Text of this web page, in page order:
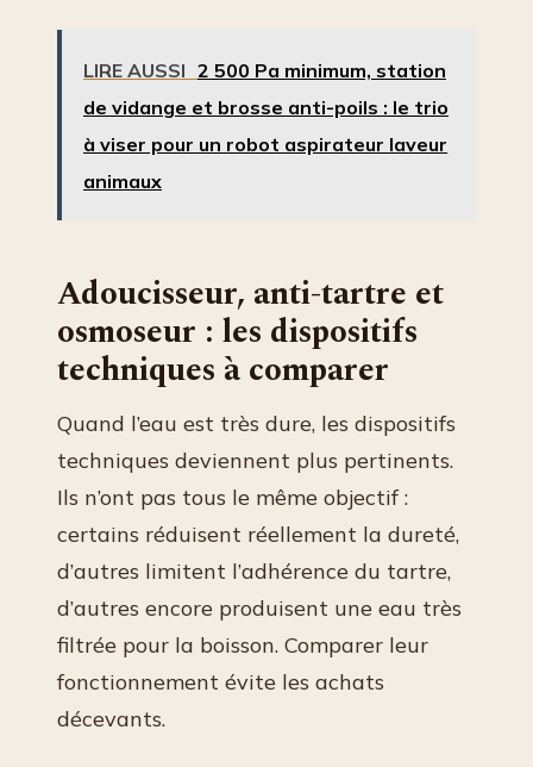
LIRE AUSSI 2 500 Pa minimum, station
de vidange et brosse anti-poils : le trio
à viser pour un robot aspirateur laveur
animaux
Adoucisseur, anti-tartre et
osmoseur : les dispositifs
techniques à comparer
Quand l’eau est très dure, les dispositifs
techniques deviennent plus pertinents.
Ils n’ont pas tous le même objectif :
certains réduisent réellement la dureté,
d’autres limitent l’adhérence du tartre,
d’autres encore produisent une eau très
filtrée pour la boisson. Comparer leur
fonctionnement évite les achats
décevants.